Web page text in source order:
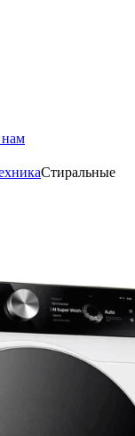
Стиральные